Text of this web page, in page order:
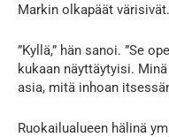
Markin olkapäät värisivät.
”Kyllä,” hän sanoi. ”Se
kukaan näyttäytyisi.
asia, mitä inhoan
Ruokailualueen hälinä